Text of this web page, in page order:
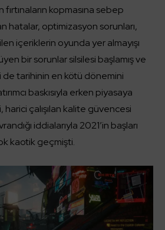
kopmasına sebep
hatalar, optimizasyon sorunları,
içeriklerin oyunda yer almayışı
bir sorunlar silsilesi başlamış ve
de tarihinin en kötü dönemini
baskısıyla erken piyasaya
çalışılan kalite güvencesi
iddialarıyla 2021’in başları
kaotik geçmişti.